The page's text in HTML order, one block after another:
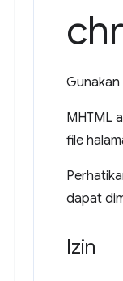
Gunakan
MHTML
file
dapat
Izin